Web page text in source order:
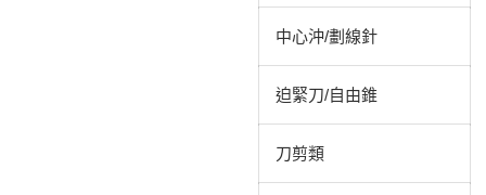
中心沖/劃線針
迫緊刀/自由錐
刀剪類